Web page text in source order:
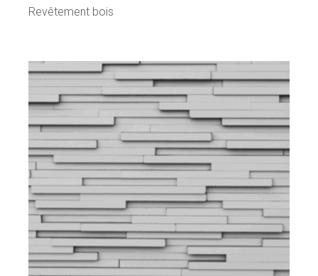
Revêtement bois